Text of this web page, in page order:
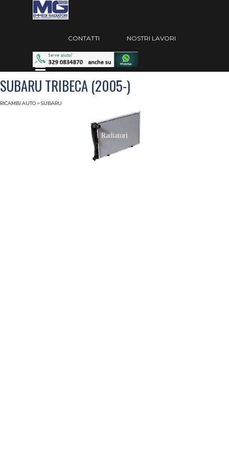
Vai ai contenuti
Salta menù
CONTATTI NOSTRI LAVORI
Salta menù
SUBARU TRIBECA (2005-)
RICAMBI AUTO > SUBARU
Radiatori